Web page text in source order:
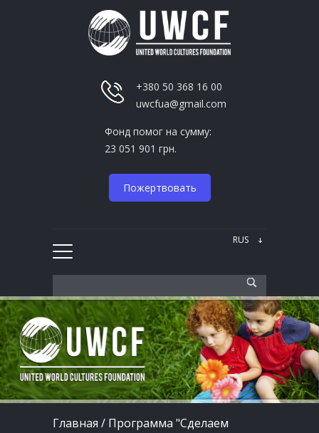
+380 50 368 16 00
uwcfua@gmail.com
Фонд помог на сумму:
23 051 901 грн.
Пожертвовать
Главная / Программа "Сделаем